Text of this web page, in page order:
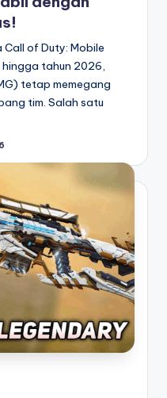
of Duty: Mobile
hingga tahun 2026,
tetap memegang
tim. Salah satu